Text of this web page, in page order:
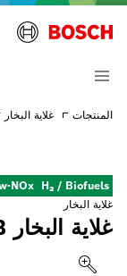
المنتجات غلاية البخار
H₂ / Biofuels
NOx
غلاية البخار
غلاية البخار Universal CSB